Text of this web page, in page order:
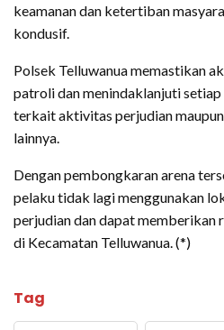
keamanan dan ketertiban
kondusif.
Polsek Telluwanua memastikan
patroli dan menindaklanjuti
terkait aktivitas perjudian
lainnya.
Dengan pembongkaran arena
pelaku tidak lagi menggunakan
perjudian dan dapat memberikan
di Kecamatan Telluwanua. (*)
Tag